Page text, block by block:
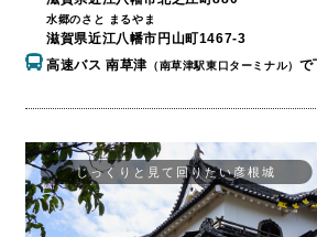
水郷のさと まるやま
滋賀県近江八幡市円山町1467-3
高速バス 南草津 （南草津駅東口ターミナル） で
じっくりと見て回りたい彦根城